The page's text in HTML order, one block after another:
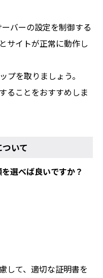
バーの設定を制御する
サイトが正常に動作し
プを取りましょう。
ることをおすすめしま
いて
選べば良いですか？
して、適切な証明書を